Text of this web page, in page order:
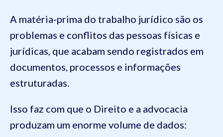
A matéria-prima do trabalho jurídico são os
problemas e conflitos das pessoas físicas e
jurídicas, que acabam sendo registrados em
documentos, processos e informações
estruturadas.
Isso faz com que o Direito e a advocacia
produzam um enorme volume de dados: